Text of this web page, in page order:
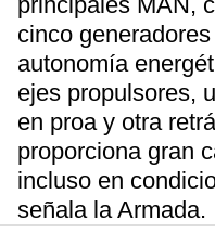
cinco
autonomía
ejes propulsores,
en proa y otra
proporciona gran
incluso en
señala la Armada.